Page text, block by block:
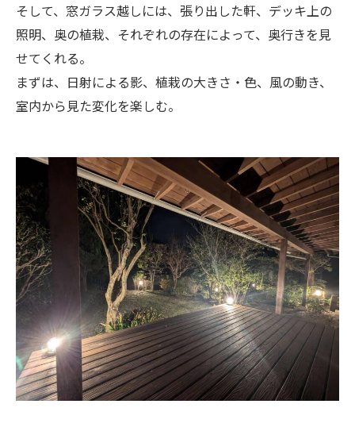
そして、窓ガラス越しには、張り出した軒、デッキ上の
照明、奥の植栽、それぞれの存在によって、奥行きを見
せてくれる。
まずは、日射による影、植栽の大きさ・色、風の動き、
室内から見た変化を楽しむ。